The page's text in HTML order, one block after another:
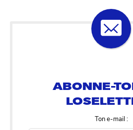
Ton e-mail :